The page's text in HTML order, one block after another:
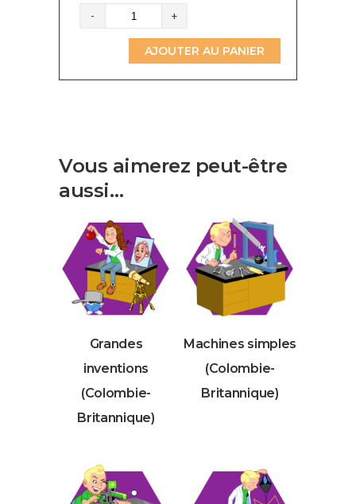
quantité
de
Énergie
cinétique
(Colombie-
AJOUTER AU PANIER
Vous aimerez peut-être
aussi…
Grandes
inventions
(Colombie-
Britannique)
Machines simples
(Colombie-
Britannique)